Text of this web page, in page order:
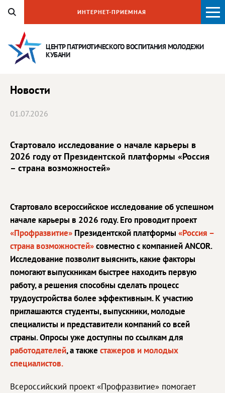
ЦЕНТР ПАТРИОТИЧЕСКОГО ВОСПИТАНИЯМОЛОДЕЖИ
КУБАНИ
ИНТЕРНЕТ-ПРИЕМНАЯ
Новости
01.07.2026
Стартовало исследование о начале карьеры в
2026 году от Президентской платформы «Россия
– страна возможностей»
Стартовало всероссийское исследование об успешном
начале карьеры в 2026 году. Его проводит проект
«Профразвитие» Президентской платформы «Россия –
страна возможностей»совместно с компанией ANCOR.
Исследование позволит выяснить, какие факторы
помогают выпускникам быстрее находить первую
работу, а решения способны сделать процесс
трудоустройства более эффективным. К участию
приглашаются студенты, выпускники, молодые
специалисты и представители компаний со всей
страны. Опросы уже доступны по ссылкам для
работодателей, а также стажеров и молодых
специалистов.
Всероссийский проект «Профразвитие» помогает